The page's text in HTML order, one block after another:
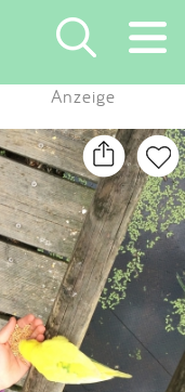
×
Anzeige